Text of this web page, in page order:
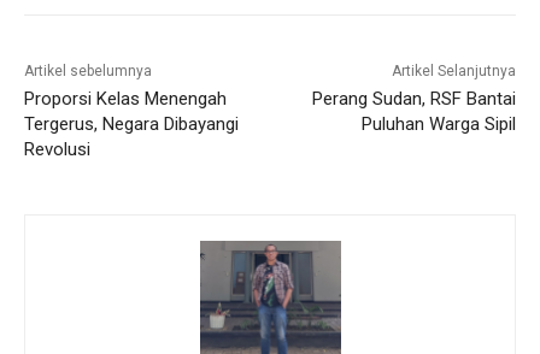
Artikel sebelumnya
Proporsi Kelas Menengah
Tergerus, Negara Dibayangi
Revolusi
Artikel Selanjutnya
Perang Sudan, RSF Bantai
Puluhan Warga Sipil